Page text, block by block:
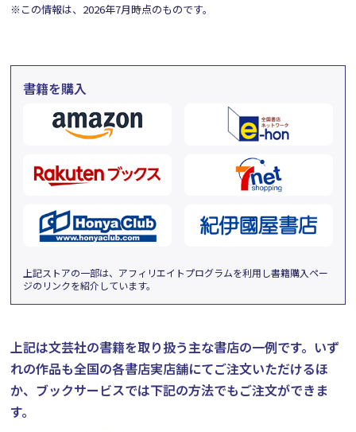
※この情報は、2026年7月時点のものです。
書籍を購入
上記ストアの一部は、アフィリエイトプログラムを利用し書籍購入ペー
ジのリンクを紹介しています。
上記は文芸社の書籍を取り扱う主な書店の一例です。 いず
れの作品も全国の各書店実店舗にてご注文いただけるほ
か、ブックサービスでは下記の方法でもご注文ができま
す。